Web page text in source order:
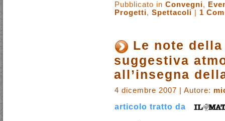
Pubblicato in Convegni,
Progetti, Spettacoli 1
Le note
suggestiva
all’insegna
4 dicembre 2007 | Autore:
articolo tratto da